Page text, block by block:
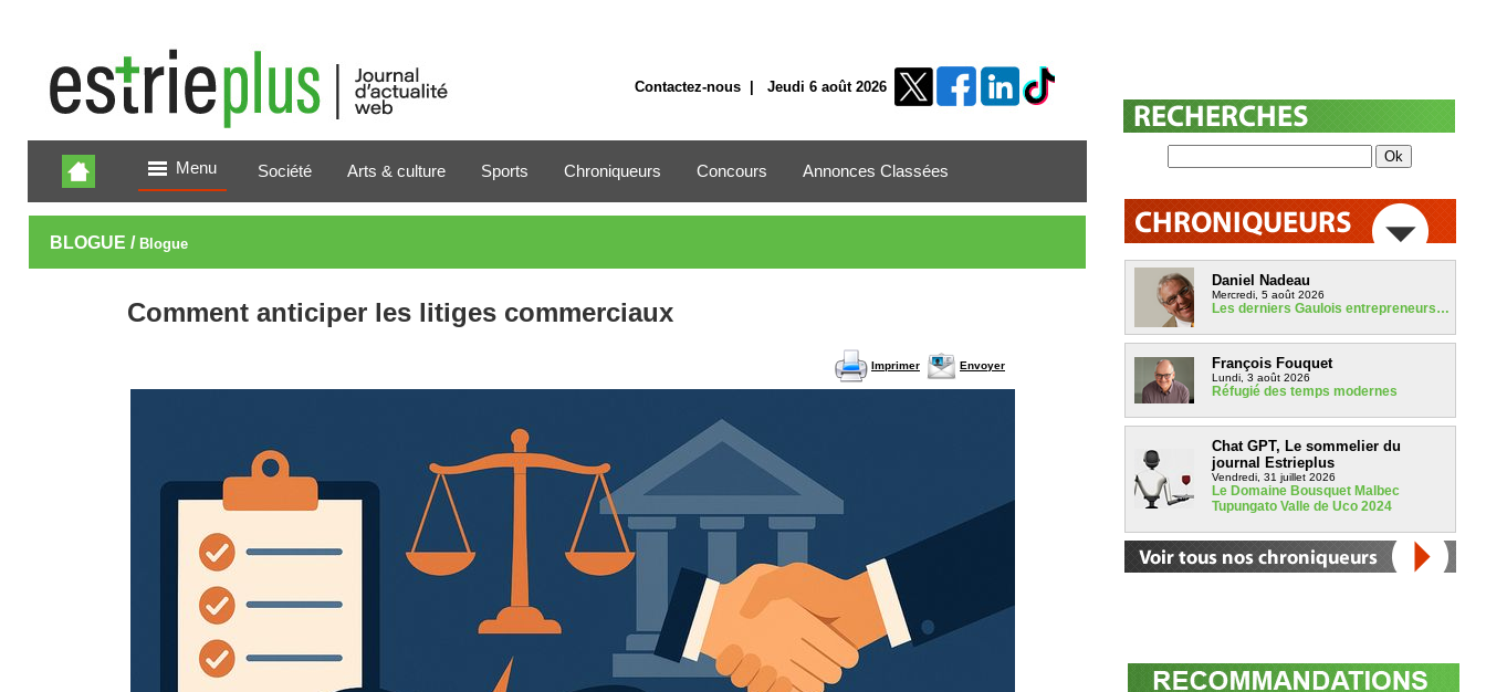
Contactez-nous| Jeudi 6 août 2026
Menu Société Arts & culture Sports Chroniqueurs Concours Annonces Classées
BLOGUE / Blogue
Comment anticiper les litiges commerciaux
Imprimer Envoyer
Daniel Nadeau
Mercredi, 5 août 2026
Les derniers Gaulois entrepreneurs…
François Fouquet
Lundi, 3 août 2026
Réfugié des temps modernes
Chat GPT, Le sommelier du
journal Estrieplus
Vendredi, 31 juillet 2026
Le Domaine Bousquet Malbec
Tupungato Valle de Uco 2024